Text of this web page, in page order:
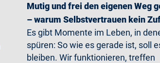
Mutig und frei den eigenen Weg
– warum Selbstvertrauen kein
Es gibt Momente im Leben, in
spüren: So wie es gerade ist, soll
bleiben. Wir funktionieren, treffen